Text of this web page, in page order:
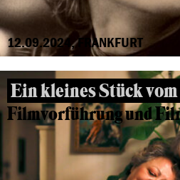
12.09.2024, FRANKFURT
Ein kleines Stück
Filmvorführung und